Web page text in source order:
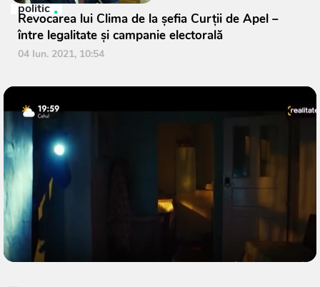
politic
Revocarea lui Clima de la șefia Curții de Apel –
între legalitate și campanie electorală
04 Iun. 2021, 10:54